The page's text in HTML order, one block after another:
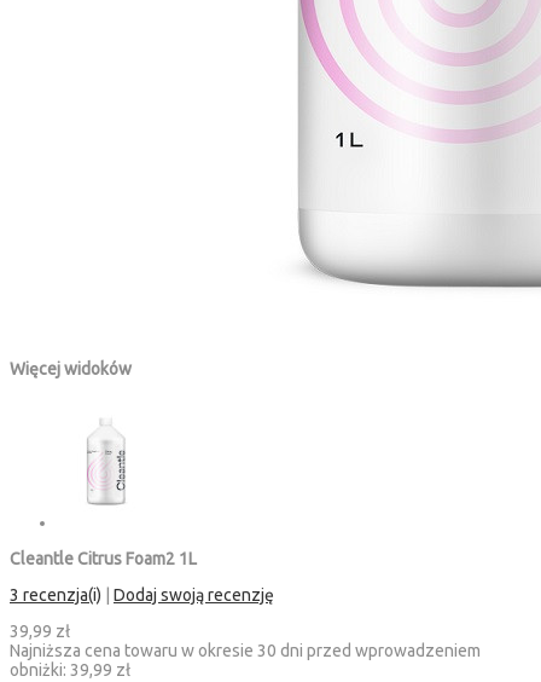
Więcej widoków
Cleantle Citrus Foam2 1L
3 recenzja(i)
Dodaj swoją recenzję
39,99 zł
Najniższa cena towaru w okresie 30 dni przed wprowadzeniem
obniżki: 39,99 zł